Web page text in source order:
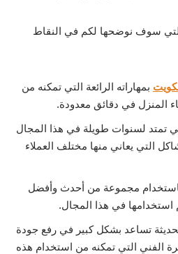
التي سوف نوضحها لكم في النقاط
بمهاراته الرائعة التي تمكنه من
المنزل في دقائق معدودة.
تمتد لسنوات طويلة في هذا المجال
التي يعاني منها مختلف العملاء
باستخدام مجموعة من أحدث وأفضل
استخدامها في هذا المجال.
تساعد بشكل كبير في رفع جودة
الفني التي تمكنه من استخدام هذه